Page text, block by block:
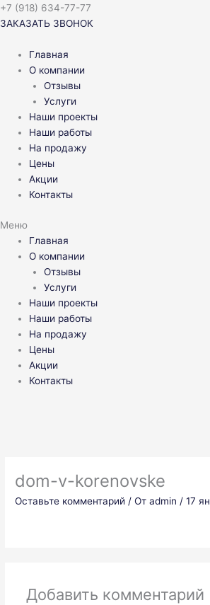
Перейти
к
+7 (918) 634-77-77
ЗАКАЗАТЬ ЗВОНОК
Главная
О компании
Отзывы
Услуги
Наши проекты
Наши работы
На продажу
Цены
Акции
Контакты
Меню
Главная
О компании
Отзывы
Услуги
Наши проекты
Наши работы
На продажу
Цены
Акции
Контакты
dom-v-korenovske
Оставьте комментарий / Отadmin /17
Добавить комментарий